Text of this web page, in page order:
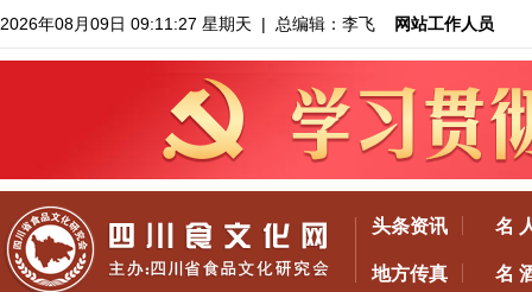
2026年08月09日 09:11:28 星期天 | 总编辑：李飞 网站工作人员
头条资讯 名
地方传真 名